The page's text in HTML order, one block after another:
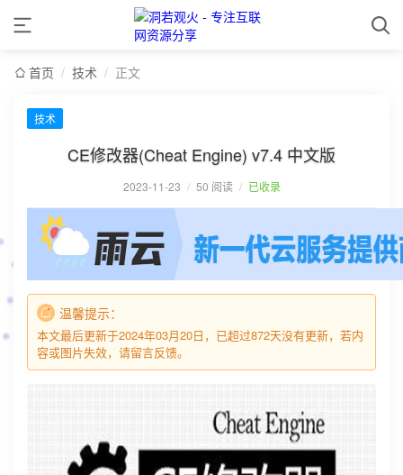
首页 / 技术 / 正文
技术
CE修改器(Cheat Engine) v7.4 中文版
2023-11-23 / 50 阅读 / 已收录
温馨提示：
本文最后更新于2024年03月20日，已超过872天没有更新，若内
容或图片失效，请留言反馈。